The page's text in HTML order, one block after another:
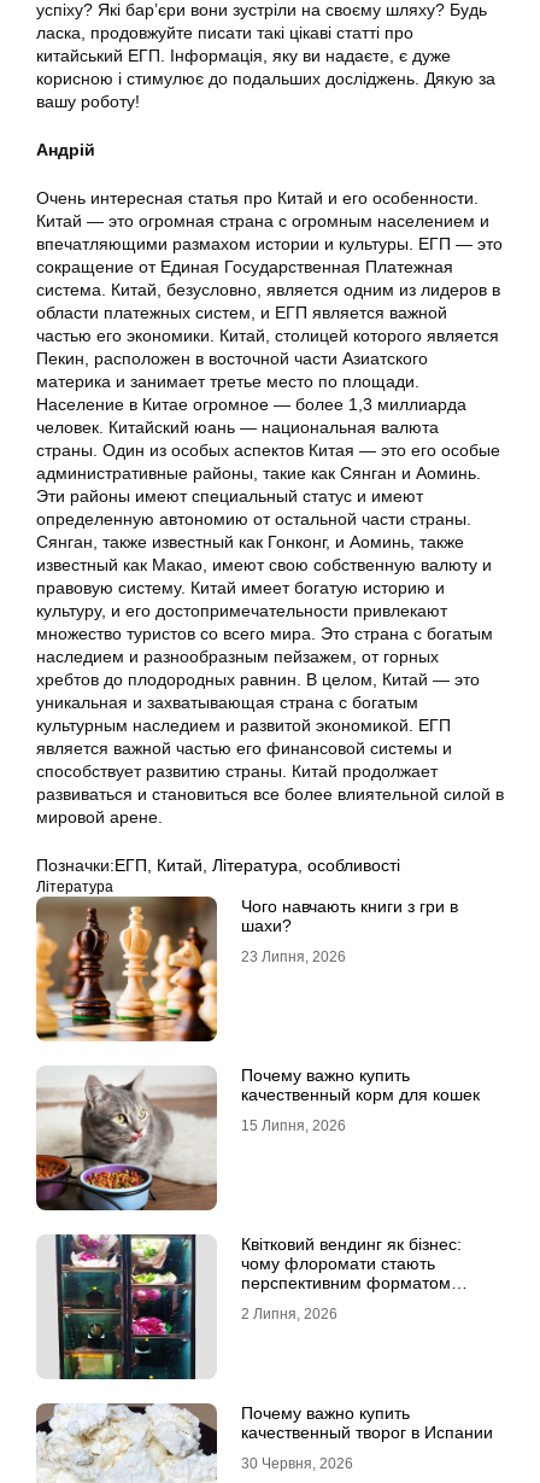
успіху? Які бар’єри вони зустріли на своєму шляху? Будь
ласка, продовжуйте писати такі цікаві статті про
китайський ЕГП. Інформація, яку ви надаєте, є дуже
корисною і стимулює до подальших досліджень. Дякую за
вашу роботу!
Андрій
Очень интересная статья про Китай и его особенности.
Китай — это огромная страна с огромным населением и
впечатляющими размахом истории и культуры. ЕГП — это
сокращение от Единая Государственная Платежная
система. Китай, безусловно, является одним из лидеров в
области платежных систем, и ЕГП является важной
частью его экономики. Китай, столицей которого является
Пекин, расположен в восточной части Азиатского
материка и занимает третье место по площади.
Население в Китае огромное — более 1,3 миллиарда
человек. Китайский юань — национальная валюта
страны. Один из особых аспектов Китая — это его особые
административные районы, такие как Сянган и Аоминь.
Эти районы имеют специальный статус и имеют
определенную автономию от остальной части страны.
Сянган, также известный как Гонконг, и Аоминь, также
известный как Макао, имеют свою собственную валюту и
правовую систему. Китай имеет богатую историю и
культуру, и его достопримечательности привлекают
множество туристов со всего мира. Это страна с богатым
наследием и разнообразным пейзажем, от горных
хребтов до плодородных равнин. В целом, Китай — это
уникальная и захватывающая страна с богатым
культурным наследием и развитой экономикой. ЕГП
является важной частью его финансовой системы и
способствует развитию страны. Китай продолжает
развиваться и становиться все более влиятельной силой в
мировой арене.
Позначки:ЕГП Китай Література особливості
Література
Чого навчають книги з гри в
шахи?
23 Липня, 2026
Почему важно купить
качественный корм для кошек
15 Липня, 2026
Квітковий вендинг як бізнес:
чому флоромати стають
перспективним форматом
2 Липня, 2026
Почему важно купить
качественный творог в Испании
30 Червня, 2026